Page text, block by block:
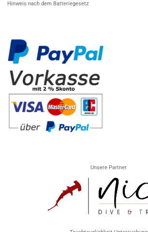
Hinweis nach dem Batteriegesetz
Unsere Partner